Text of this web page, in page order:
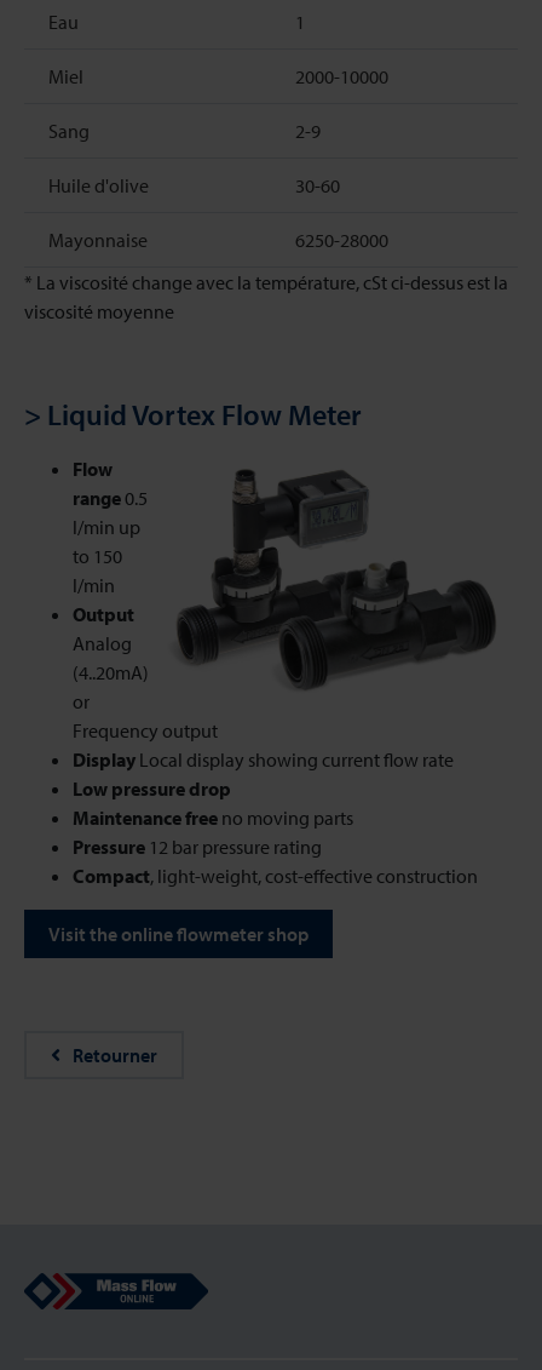
Eau 1
Miel 2000-10000
Sang 2-9
Huile d'olive 30-60
Mayonnaise
6250-28000
* La viscosité change avec la température, cSt ci-dessus est la
viscosité moyenne
> Liquid Vortex Flow Meter
Flow
range 0.5
l/min up
to 150
l/min
Output
Analog
(4..20mA)
or
Frequency output
Display Local display showing current flow rate
Low pressure drop
Maintenance free no moving parts
Pressure 12 bar pressure rating
Compact, light-weight, cost-effective construction
Visit the online flowmeter shop
Retourner
Mass Flow Online